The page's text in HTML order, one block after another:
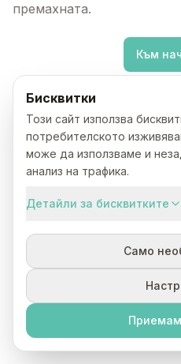
премахната.
Към
Бисквитки
Този сайт използва
потребителското
може да използваме и
анализ на трафика.
Детайли за бисквитките
Само